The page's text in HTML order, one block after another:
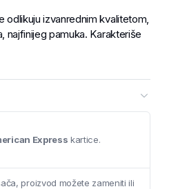
odlikuju izvanrednim kvalitetom,
najfinijeg pamuka. Karakteriše
Express kartice.
proizvod možete zameniti ili